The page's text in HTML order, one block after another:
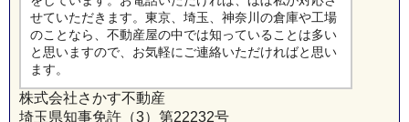
せていただきます。東京、埼玉、神奈川の倉庫や工場
のことなら、不動産屋の中では知っていることは多い
と思いますので、お気軽にご連絡いただければと思い
ます。
株式会社さかす不動産
埼玉県知事免許（3）第22232号